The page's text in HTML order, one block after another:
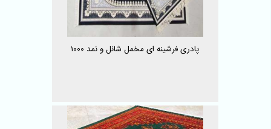
پادری فرشینه ای مخمل شانل و نمد 1000